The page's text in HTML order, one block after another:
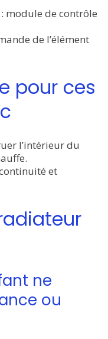
: module de contrôle
de l’élément
pour ces
l’intérieur du
et
ne
ou